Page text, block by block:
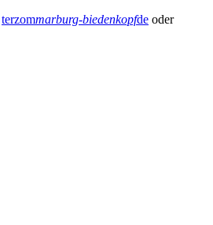
terzommarburg-biedenkopfde oder